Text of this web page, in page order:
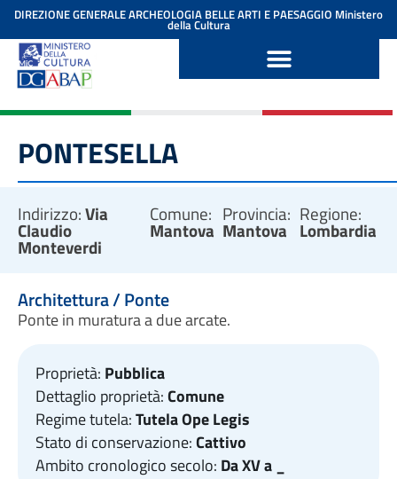
contenuto
DIREZIONE GENERALE ARCHEOLOGIA BELLE ARTI E PAESAGGIO Ministero
della Cultura
PONTESELLA
Indirizzo:Via
Claudio
Monteverdi
Comune:
Mantova
Provincia:
Mantova
Regione:
Lombardia
Architettura / Ponte
Ponte in muratura a due arcate.
Proprietà: Pubblica
Dettaglio proprietà:Comune
Regime tutela:Tutela Ope Legis
Stato di conservazione:Cattivo
Ambito cronologico secolo: Da XV a _